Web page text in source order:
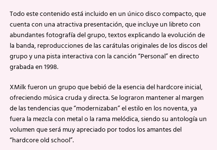
Todo este contenido está incluido en un único disco compacto, que
cuenta con una atractiva presentación, que incluye un libreto con
abundantes fotografía del grupo, textos explicando la evolución de
la banda, reproducciones de las carátulas originales de los discos del
grupo y una pista interactiva con la canción “Personal” en directo
grabada en 1998.
XMilk fueron un grupo que bebió de la esencia del hardcore inicial,
ofreciendo música cruda y directa. Se lograron mantener al margen
de las tendencias que “modernizaban” el estilo en los noventa, ya
fuera la mezcla con metal o la rama melódica, siendo su antología un
volumen que será muy apreciado por todos los amantes del
“hardcore old school”.